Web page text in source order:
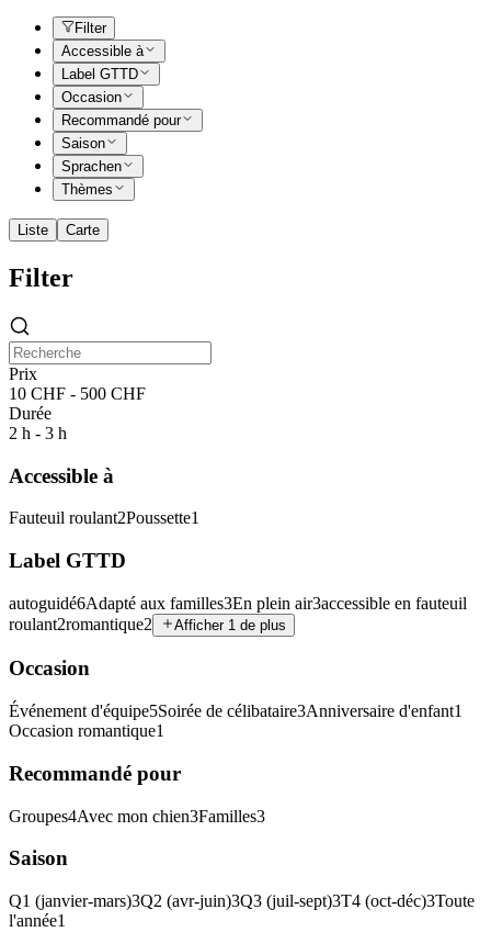
Filter
Accessible à
Label GTTD
Occasion
Recommandé pour
Saison
Sprachen
Thèmes
Liste Carte
Filter
Prix
10 CHF - 500 CHF
Durée
2 h - 3 h
Accessible à
Fauteuil roulant2Poussette1
Label GTTD
autoguidé6Adapté aux familles3En plein air3accessible en fauteuil
roulant2romantique2 Afficher 1 de plus
Occasion
Événement d'équipe5Soirée de célibataire3Anniversaire d'enfant1
Occasion romantique1
Recommandé pour
Groupes4Avec mon chien3Familles3
Saison
Q1 (janvier-mars)3Q2 (avr-juin)3Q3 (juil-sept)3T4 (oct-déc)3Toute
l'année1